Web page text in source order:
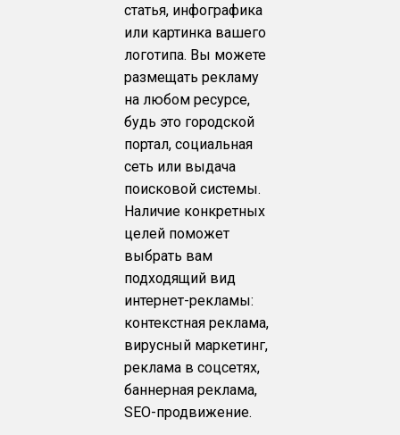
статья, инфографика
или картинка вашего
логотипа. Вы можете
размещать рекламу
на любом ресурсе,
будь это городской
портал, социальная
сеть или выдача
поисковой системы.
Наличие конкретных
целей поможет
выбрать вам
подходящий вид
интернет-рекламы:
контекстная реклама,
вирусный маркетинг,
реклама в соцсетях,
баннерная реклама,
SEO-продвижение.